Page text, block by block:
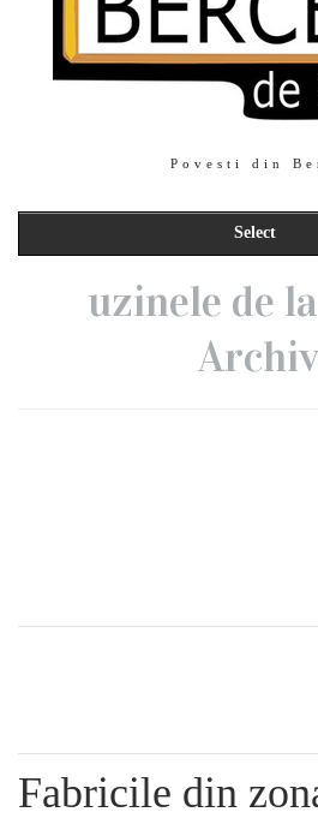
Povesti din
Select
uzinele de
Fabricile din